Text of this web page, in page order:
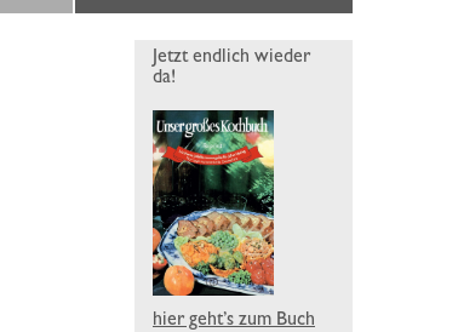
Jetzt endlich wieder
da!
hier geht’s zum Buch